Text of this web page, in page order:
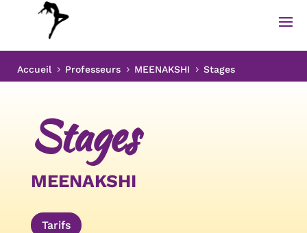
Accueil 5 Professeurs 5 MEENAKSHI 5 Stages
Stages
MEENAKSHI
Tarifs